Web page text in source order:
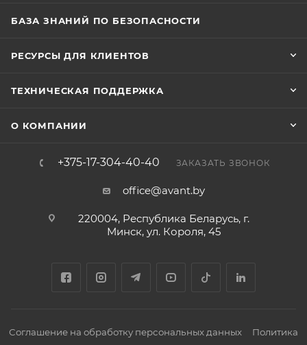
БАЗА ЗНАНИЙ ПО БЕЗОПАСНОСТИ
РЕСУРСЫ ДЛЯ КЛИЕНТОВ
ТЕХНИЧЕСКАЯ ПОДДЕРЖКА
О КОМПАНИИ
+375-17-304-40-40 ЗАКАЗАТЬ ЗВОНОК
office@avant.by
220004, Республика Беларусь, г.
Минск, ул. Короля, 45
Соглашение на обработку персональных данных
Политика